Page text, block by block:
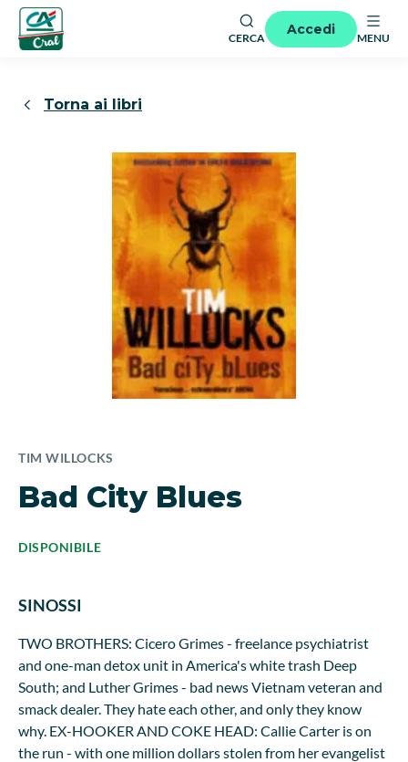
CERCA
Accedi
MENU
Torna ai libri
TIM WILLOCKS
Bad City Blues
DISPONIBILE
SINOSSI
TWO BROTHERS: Cicero Grimes - freelance psychiatrist
and one-man detox unit in America's white trash Deep
South; and Luther Grimes - bad news Vietnam veteran and
smack dealer. They hate each other, and only they know
why. EX-HOOKER AND COKE HEAD: Callie Carter is on
the run - with one million dollars stolen from her evangelist